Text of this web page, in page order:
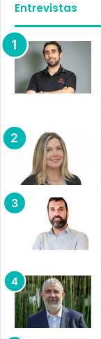
Entrevistas